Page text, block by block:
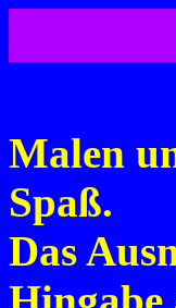
Malen
Spaß.
Das